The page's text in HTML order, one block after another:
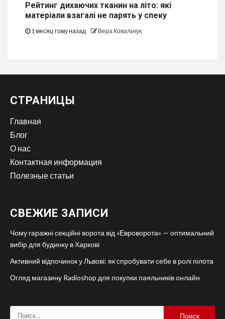
Рейтинг дихаючих тканин на літо: які
матеріали взагалі не парять у спеку
1 месяц тому назад Вера Ковальчук
СТРАНИЦЫ
Главная
Блог
О нас
Контактная информация
Полезные статьи
СВЕЖИЕ ЗАПИСИ
Чому гаражні секційні ворота від «Евроворота» — оптимальний
вибір для будинку в Харкові
Активний відпочинок у Львові: як спробувати себе в ролі пілота
Огляд магазину Radioshop для покупки паяльників онлайн
Найти: